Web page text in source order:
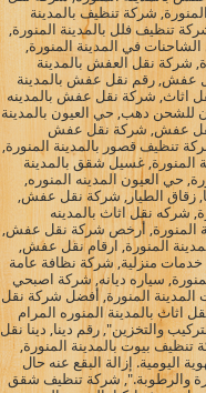
شركة تنظيف بالمدينة
تنظيف فلل بالمدينة المنورة,
في المدينة المنورة,
شركة نقل العفش بالمدينة
عفش, رقم نقل عفش بالمدينة
اثاث, شركة نقل عفش بالمدينه
للشحن دهب, حي العيون بالمدينة
نقل عفش, شركة نقل عفش
تنظيف قصور بالمدينة المنورة,
المنورة, غسيل شقق بالمدينة
حي العيون المدينه المنوره,
زقاق الطيار, شركة نقل عفش,
شركه نقل اثاث بالمدينه
المنورة, أرخص شركة نقل عفش,
المنورة, ارقام نقل عفش,
منزلية, شركة نظافة عامة
سياره ديانه, شركة اصبحي
المنورة, أفضل شركة نقل
بالمدينة المنوره المرام
والتخزين", رقم دينا, دينا نقل
تنظيف بيوت بالمدينة المنورة,
اليومية. إزالة البقع عنه حال
والرطوبة.", شركة تنظيف شقق